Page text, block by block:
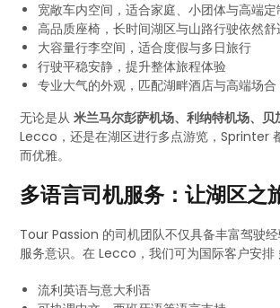
宽敞车内空间，适合家庭、小团体与高端
高品质座椅，长时间湖区与山路行驶依然舒
大容量行李空间，适合度假与多日旅行
行驶平稳安静，提升整体旅程体验
专业大气的外观，匹配湖畔酒店与高端场合
无论是从米兰马尔彭萨机场、利纳特机场、贝
Lecco，还是在湖区进行多点游览，Sprinter
而优雅。
多语言司机服务：让湖区之
Tour Passion 的司机团队不仅具备丰富驾驶
服务意识。在 Lecco，我们可为国际客户安排
流利英语与意大利语